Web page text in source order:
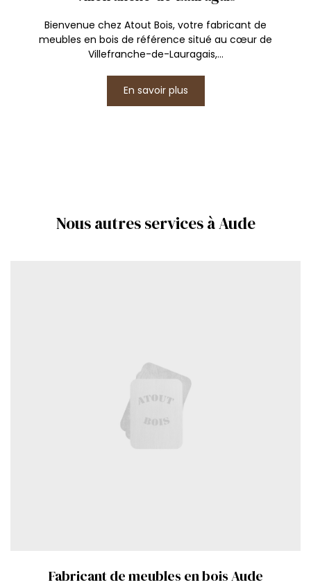
Bienvenue chez Atout Bois, votre fabricant de
meubles en bois de référence situé au cœur de
Villefranche-de-Lauragais,...
En savoir plus
Nous autres services à Aude
Fabricant de meubles en bois Aude